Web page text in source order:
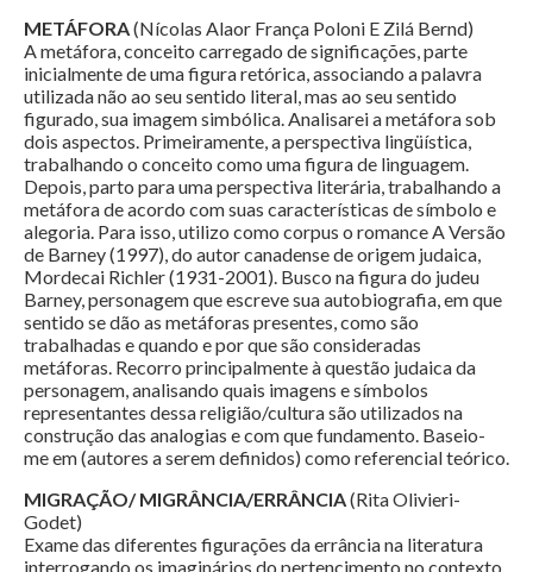
METÁFORA(Nícolas Alaor França Poloni E Zilá Bernd)
A metáfora, conceito carregado de significações, parte
inicialmente de uma figura retórica, associando a palavra
utilizada não ao seu sentido literal, mas ao seu sentido
figurado, sua imagem simbólica. Analisarei a metáfora sob
dois aspectos. Primeiramente, a perspectiva lingüística,
trabalhando o conceito como uma figura de linguagem.
Depois, parto para uma perspectiva literária, trabalhando a
metáfora de acordo com suas características de símbolo e
alegoria. Para isso, utilizo como corpus o romance A Versão
de Barney (1997), do autor canadense de origem judaica,
Mordecai Richler (1931-2001). Busco na figura do judeu
Barney, personagem que escreve sua autobiografia, em que
sentido se dão as metáforas presentes, como são
trabalhadas e quando e por que são consideradas
metáforas. Recorro principalmente à questão judaica da
personagem, analisando quais imagens e símbolos
representantes dessa religião/cultura são utilizados na
construção das analogias e com que fundamento. Baseio-
me em (autores a serem definidos) como referencial teórico.
MIGRAÇÃO/ MIGRÂNCIA/ERRÂNCIA(Rita Olivieri-
Godet)
Exame das diferentes figurações da errância na literatura
interrogando os imaginários do pertencimento no contexto